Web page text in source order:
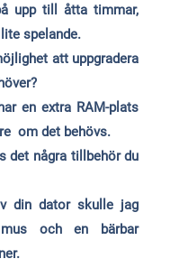
upp till åtta timmar,
spelande.
att uppgradera
en extra RAM-plats
om det behövs.
det några tillbehör du
din dator skulle jag
och en bärbar